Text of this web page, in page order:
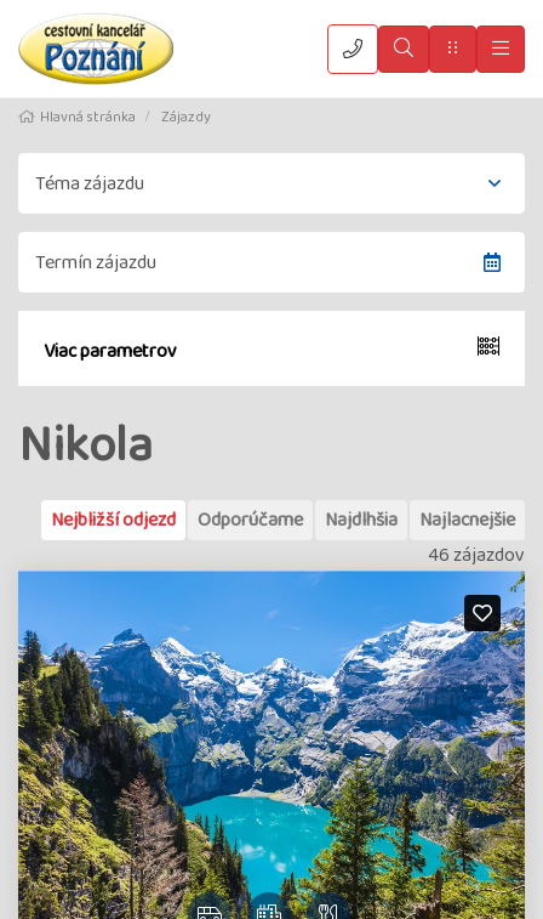
VyhledatMenu
Hlavná stránka Zájazdy
Viac parametrov
Nikola
Nejbližší odjezd Odporúčame Najdlhšia
Najlacnejšie
46 zájazdov